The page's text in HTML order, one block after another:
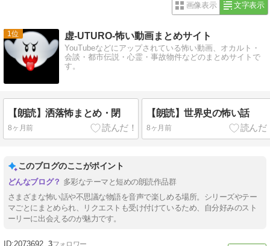
画像表示 文字表示
1 虚-UTURO-怖い動画まとめサイト
YouTubeなどにアップされている怖い動画、オカルト・
会談・都市伝説・心霊・事故物件などのまとめサイトで
す。
【朗読】洒落怖まとめ・閉
8ヶ月前
【朗読】世界史の怖い話
8ヶ月前
このブログのここがポイント
多彩なテーマと短めの朗読作品群
さまざまな怖い話や不思議な物語を音声で楽しめる場所。シリーズやテー
マごとにまとめられ、リクエストも受け付けているため、自分好みのスト
ーリーに出会えるのが魅力です。
2073692 3